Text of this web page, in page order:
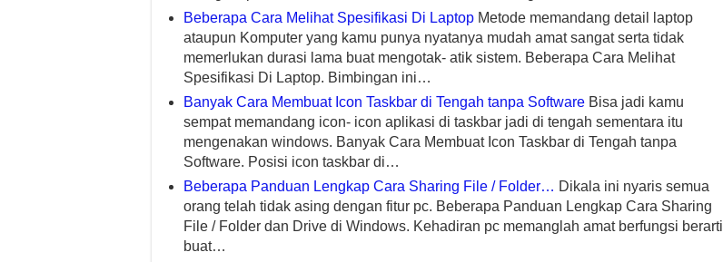
Beberapa Cara Melihat Spesifikasi Di Laptop Metode memandang detail laptop
ataupun Komputer yang kamu punya nyatanya mudah amat sangat serta tidak
memerlukan durasi lama buat mengotak- atik sistem. Beberapa Cara Melihat
Spesifikasi Di Laptop. Bimbingan ini…
Banyak Cara Membuat Icon Taskbar di Tengah tanpa Software Bisa jadi kamu
sempat memandang icon- icon aplikasi di taskbar jadi di tengah sementara itu
mengenakan windows. Banyak Cara Membuat Icon Taskbar di Tengah tanpa
Software. Posisi icon taskbar di…
Beberapa Panduan Lengkap Cara Sharing File / Folder… Dikala ini nyaris semua
orang telah tidak asing dengan fitur pc. Beberapa Panduan Lengkap Cara Sharing
File / Folder dan Drive di Windows. Kehadiran pc memanglah amat berfungsi berarti
buat…